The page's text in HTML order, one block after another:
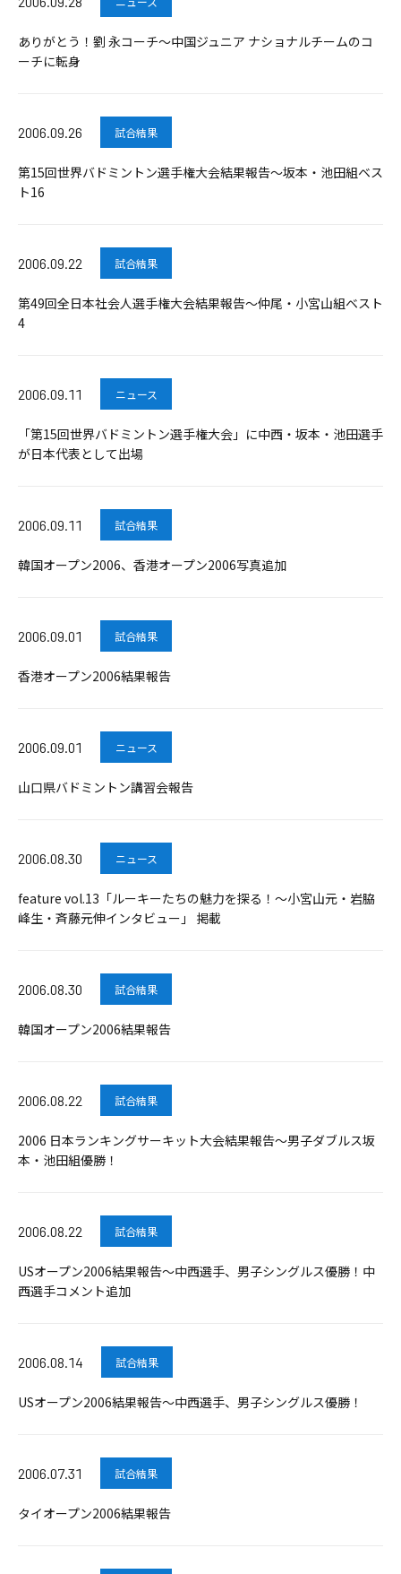
ありがとう！劉 永コーチ～中国ジュニア ナショナルチームのコ
ーチに転身
2006.09.26 試合結果
第15回世界バドミントン選手権大会結果報告～坂本・池田組ベス
ト16
2006.09.22 試合結果
第49回全日本社会人選手権大会結果報告～仲尾・小宮山組ベスト
4
2006.09.11 ニュース
「第15回世界バドミントン選手権大会」に中西・坂本・池田選手
が日本代表として出場
2006.09.11 試合結果
韓国オープン2006、香港オープン2006写真追加
2006.09.01 試合結果
香港オープン2006結果報告
2006.09.01 ニュース
山口県バドミントン講習会報告
2006.08.30 ニュース
feature vol.13「ルーキーたちの魅力を探る！～小宮山元・岩脇
峰生・斉藤元伸インタビュー」 掲載
2006.08.30 試合結果
韓国オープン2006結果報告
2006.08.22 試合結果
2006 日本ランキングサーキット大会結果報告～男子ダブルス坂
本・池田組優勝！
2006.08.22 試合結果
USオープン2006結果報告～中西選手、男子シングルス優勝！中
西選手コメント追加
2006.08.14 試合結果
USオープン2006結果報告～中西選手、男子シングルス優勝！
2006.07.31 試合結果
タイオープン2006結果報告